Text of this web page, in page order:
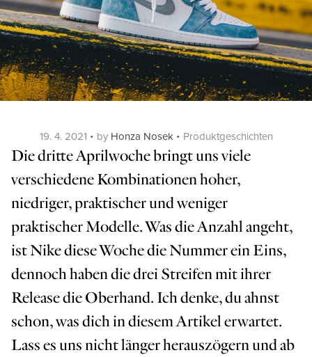
Posted
on
19. 4. 2021 by Honza Nosek Categories
Produktgeschichten
Die dritte Aprilwoche bringt uns viele
verschiedene Kombinationen hoher,
niedriger, praktischer und weniger
praktischer Modelle. Was die Anzahl angeht,
ist Nike diese Woche die Nummer ein Eins,
dennoch haben die drei Streifen mit ihrer
Release die Oberhand. Ich denke, du ahnst
schon, was dich in diesem Artikel erwartet.
Lass es uns nicht länger herauszögern und ab